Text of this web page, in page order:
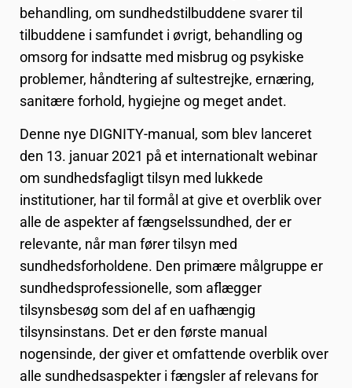
behandling, om sundhedstilbuddene svarer til
tilbuddene i samfundet i øvrigt, behandling og
omsorg for indsatte med misbrug og psykiske
problemer, håndtering af sultestrejke, ernæring,
sanitære forhold, hygiejne og meget andet.
Denne nye DIGNITY-manual, som blev lanceret
den 13. januar 2021 på et internationalt webinar
om sundhedsfagligt tilsyn med lukkede
institutioner, har til formål at give et overblik over
alle de aspekter af fængselssundhed, der er
relevante, når man fører tilsyn med
sundhedsforholdene. Den primære målgruppe er
sundhedsprofessionelle, som aflægger
tilsynsbesøg som del af en uafhængig
tilsynsinstans. Det er den første manual
nogensinde, der giver et omfattende overblik over
alle sundhedsaspekter i fængsler af relevans for